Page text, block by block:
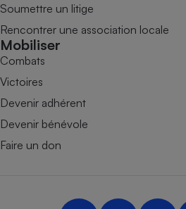
Soumettre un litige
Rencontrer une association locale
Mobiliser
Combats
Victoires
Devenir adhérent
Devenir bénévole
Faire un don